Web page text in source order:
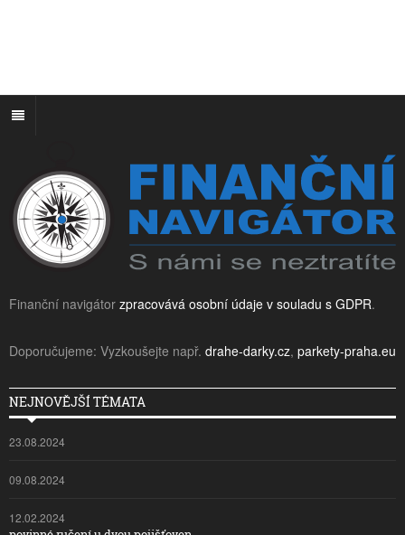
Finanční navigátor zpracovává osobní údaje v souladu s GDPR.
Doporučujeme: Vyzkoušejte např. drahe-darky.cz, parkety-praha.eu
NEJNOVĚJŠÍ TÉMATA
23.08.2024
09.08.2024
12.02.2024